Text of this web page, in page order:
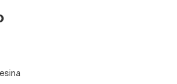
de los platos de ducha en